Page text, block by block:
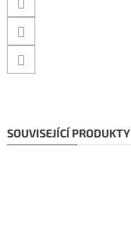
SOUVISEJÍCÍ PRODUKTY